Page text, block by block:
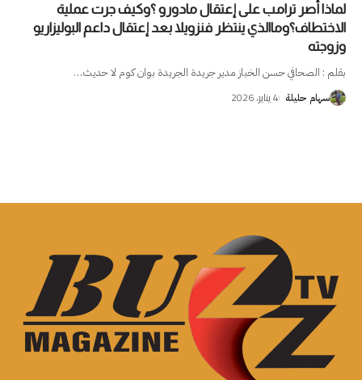
لماذا أصر ترامب على إعتقال مادورو ؟وكيف جرت عملية
الاختطاف؟وماالذي ينتظر فنزويلا بعد إعتقال داعم البوليزاريو
وزوجته
بقلم : الصحافي حسن الخباز مدير جريدة الجريدة بوان كوم لا حديث…
سهام حليلة 4 يناير، 2026